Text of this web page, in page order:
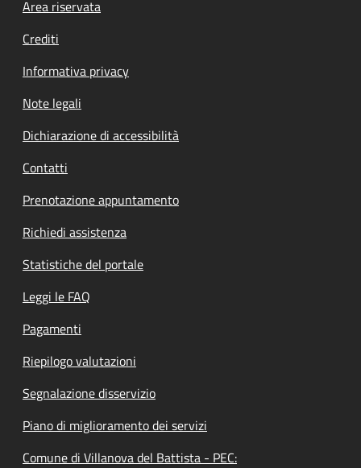
Footer menu
Area riservata
Crediti
Informativa privacy
Note legali
Dichiarazione di accessibilità
Contatti
Prenotazione appuntamento
Richiedi assistenza
Statistiche del portale
Leggi le FAQ
Pagamenti
Riepilogo valutazioni
Segnalazione disservizio
Piano di miglioramento dei servizi
Comune di Villanova del Battista - PEC: